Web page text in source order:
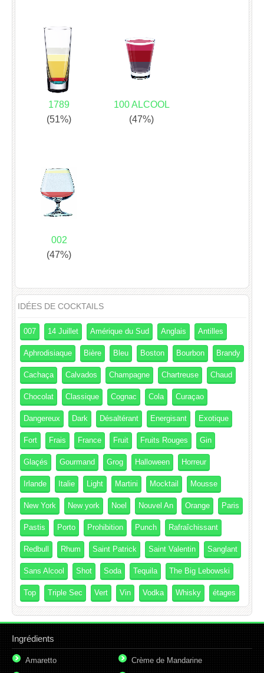
1789
(51%)
100 ALCOOL
(47%)
002
(47%)
IDÉES DE COCKTAILS
007 14 Juillet Amérique du Sud Anglais Antilles
Aphrodisiaque Bière Bleu Boston Bourbon Brandy
Cachaça Calvados Champagne Chartreuse Chaud
Chocolat Classique Cognac Cola Curaçao
Dangereux Dark Désaltérant Energisant Exotique
Fort Frais France Fruit Fruits Rouges Gin
Glaçés Gourmand Grog Halloween Horreur
Irlande Italie Light Martini Mocktail Mousse
New York New york Noel Nouvel An Orange Paris
Pastis Porto Prohibition Punch Rafraîchissant
Redbull Rhum Saint Patrick Saint Valentin Sanglant
Sans Alcool Shot Soda Tequila The Big Lebowski
Top Triple Sec Vert Vin Vodka Whisky étages
Ingrédients
Amaretto
Crème de Mandarine